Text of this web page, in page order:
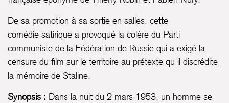
De sa promotion à sa sortie en salles, cette
comédie satirique a provoqué la colère du Parti
communiste de la Fédération de Russie qui a exigé la
censure du film sur le territoire au prétexte qu'il discrédite
la mémoire de Staline.
Synopsis : Dans la nuit du 2 mars 1953, un homme se